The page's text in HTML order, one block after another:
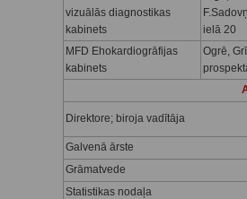
vizuālās diagnostikas
kabinets
ielā 20
MFD Ehokardiogrāfijas
kabinets
Ogrē,
Direktore; biroja vadītāja
Galvenā ārste
Grāmatvede
Statistikas nodaļa